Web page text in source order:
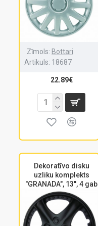
Zīmols: Bottari
Artikuls: 18687
22.89€
Dekoratīvo disku
uzliku komplekts
"GRANADA", 13'', 4 gab